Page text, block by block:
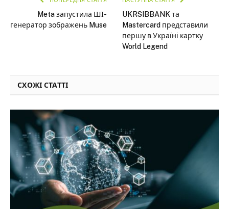
Meta запустила ШІ-
генератор зображень Muse
UKRSIBBANK та
Mastercard представили
першу в Україні картку
World Legend
СХОЖІ СТАТТІ